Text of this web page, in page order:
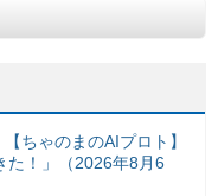
ちゃのまのAIプロト】
た！」（2026年8月6